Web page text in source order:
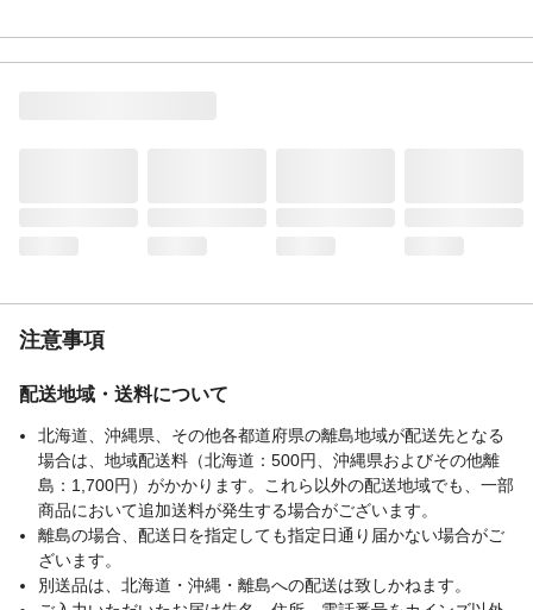
注意事項
配送地域・送料について
北海道、沖縄県、その他各都道府県の離島地域が配送先となる
場合は、地域配送料（北海道：500円、沖縄県およびその他離
島：1,700円）がかかります。これら以外の配送地域でも、一部
商品において追加送料が発生する場合がございます。
離島の場合、配送日を指定しても指定日通り届かない場合がご
ざいます。
別送品は、北海道・沖縄・離島への配送は致しかねます。